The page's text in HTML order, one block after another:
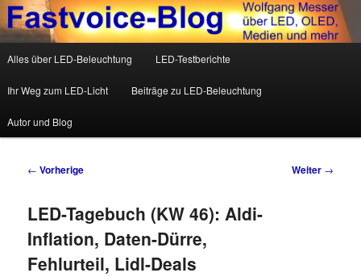
Fastvoice-Blog
Wolfgang Messer über LED, OLED, Medien und mehr
Zum Inhalt wechseln
Zum sekundären Inhalt wechseln
Alles über LED-Beleuchtung LED-Testberichte
Ihr Weg zum LED-Licht Beiträge zu LED-Beleuchtung
Autor und Blog
Beitrags-Navigation
← Vorherige Weiter →
LED-Tagebuch (KW 46): Aldi-
Inflation, Daten-Dürre,
Fehlurteil, Lidl-Deals